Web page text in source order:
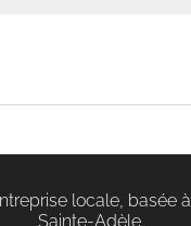
locale, basée à
Sainte-Adèle